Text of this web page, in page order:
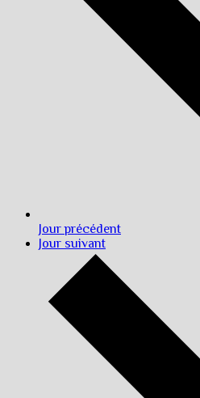
Jour précédent
Jour suivant